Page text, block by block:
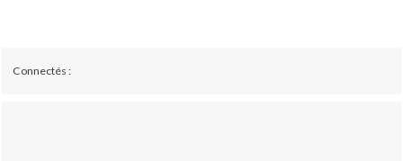
Connectés :